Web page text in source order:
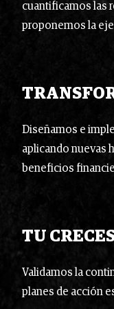
cuantificamos las
proponemos la
Diseñamos e
aplicando nuevas
beneficios
TU
Validamos la
planes de acción